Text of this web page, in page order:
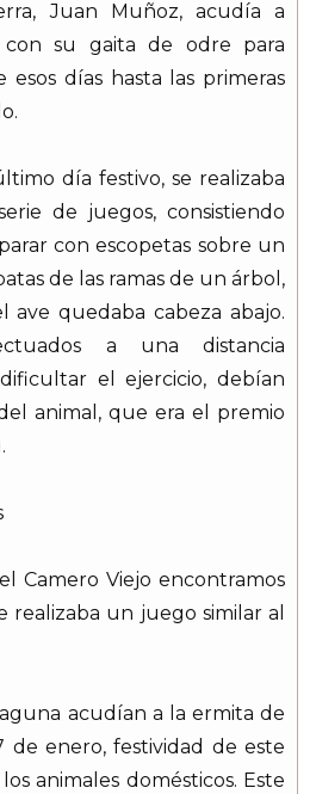
Juan Muñoz, acudía a
con su gaita de odre para
esos días hasta las primeras
día festivo, se realizaba
de juegos, consistiendo
con escopetas sobre un
de las ramas de un árbol,
quedaba cabeza abajo.
a una distancia
el ejercicio, debían
animal, que era el premio
Camero Viejo encontramos
realizaba un juego similar al
acudían a la ermita de
de enero, festividad de este
animales domésticos. Este